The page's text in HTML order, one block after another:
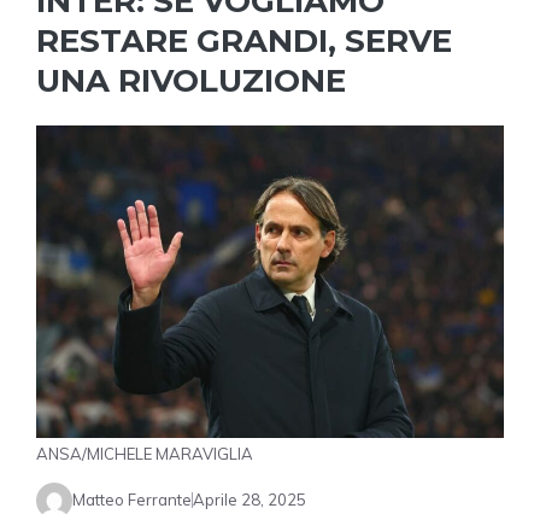
RESTARE GRANDI, SERVE
UNA RIVOLUZIONE
ANSA/MICHELE MARAVIGLIA
Matteo FerranteAprile 28, 2025